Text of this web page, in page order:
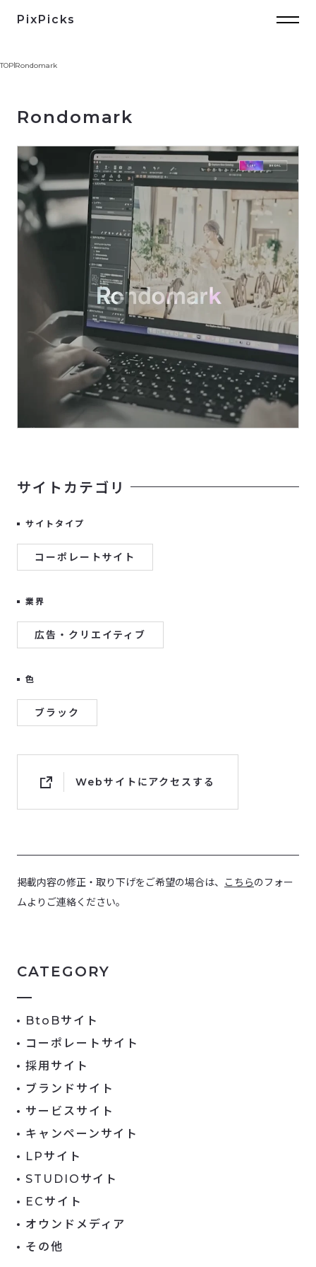
PixPicks
TOP Rondomark
Rondomark
サイトカテゴリ
サイトタイプ
コーポレートサイト
業界
広告・クリエイティブ
色
ブラック
Webサイトにアクセスする
掲載内容の修正・取り下げをご希望の場合は、 こちらのフォー
ムよりご連絡ください。
CATEGORY
BtoBサイト
コーポレートサイト
採用サイト
ブランドサイト
サービスサイト
キャンペーンサイト
LPサイト
STUDIOサイト
ECサイト
オウンドメディア
その他